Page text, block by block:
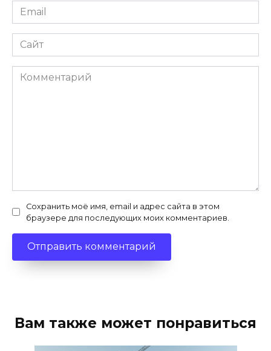
Email
*
Сайт
Комментарий
Сохранить моё имя, email и адрес сайта в этом
браузере для последующих моих комментариев.
Вам также может понравиться